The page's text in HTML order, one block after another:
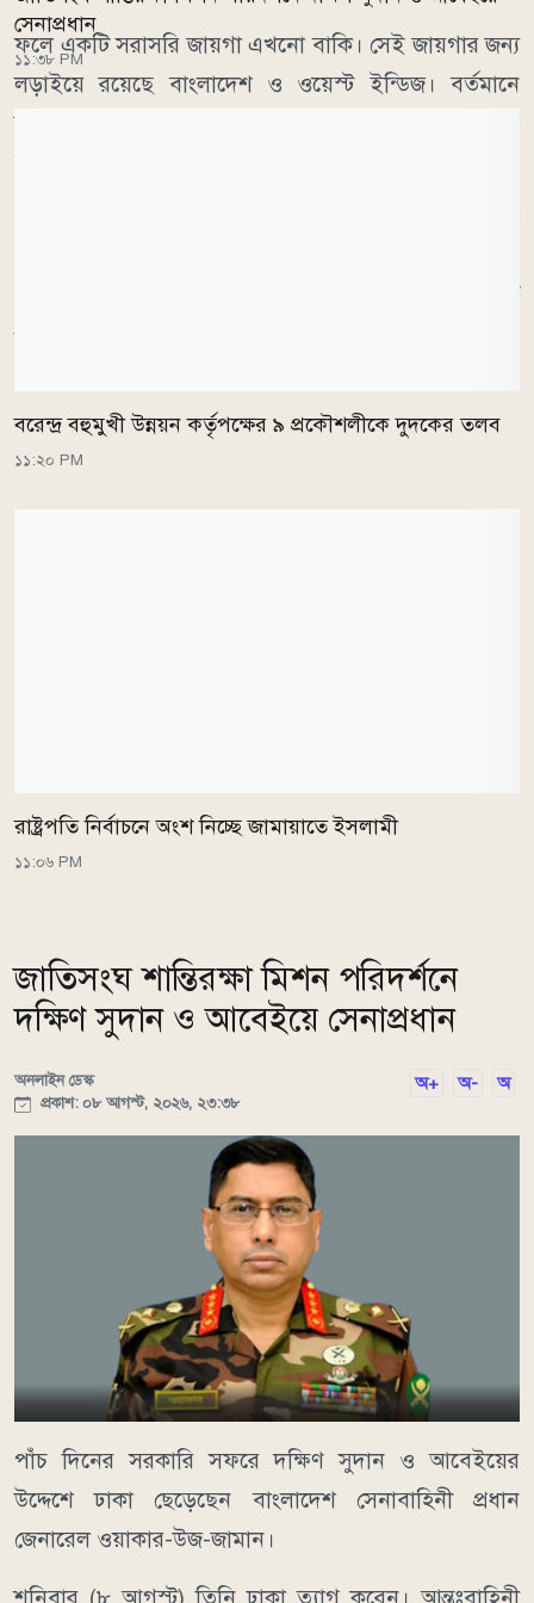
ফলে একটি সরাসরি জায়গা এখনো বাকি। সেই জায়গার জন্য
লড়াইয়ে রয়েছে বাংলাদেশ ও ওয়েস্ট ইন্ডিজ। বর্তমানে
সেনাপ্রধান
১১:৩৮ PM
বরেন্দ্র বহুমুখী উন্নয়ন কর্তৃপক্ষের ৯ প্রকৌশলীকে দুদকের তলব
১১:২০ PM
রাষ্ট্রপতি নির্বাচনে অংশ নিচ্ছে জামায়াতে ইসলামী
১১:০৬ PM
জাতিসংঘ শান্তিরক্ষা মিশন পরিদর্শনে
দক্ষিণ সুদান ও আবেইয়ে সেনাপ্রধান
অনলাইন ডেস্ক
প্রকাশ: ০৮ আগস্ট, ২০২৬, ২৩:৩৮
অ+ অ- অ
পাঁচ দিনের সরকারি সফরে দক্ষিণ সুদান ও আবেইয়ের
উদ্দেশে ঢাকা ছেড়েছেন বাংলাদেশ সেনাবাহিনী প্রধান
জেনারেল ওয়াকার-উজ-জামান।